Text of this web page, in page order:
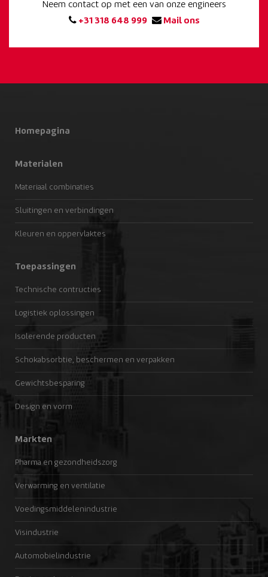
Neem contact op met een van onze engineers
+31 318 648 999
Mail ons
Homepagina
Materialen
Materiaal combinaties
Sluitingen en verbindingen
Kleuren en oppervlaktes
Toepassingen
Technische contructies
Logistiek oplossingen
Isolerende producten
Schokabsorbtie, beschermen en verpakken
Gewichtsbesparing
Design en vorm
Markten
Pharma en gezondheidszorg
Verwarming en ventilatie
Voedingsmiddelenindustrie
Visindustrie
Automobielindustrie